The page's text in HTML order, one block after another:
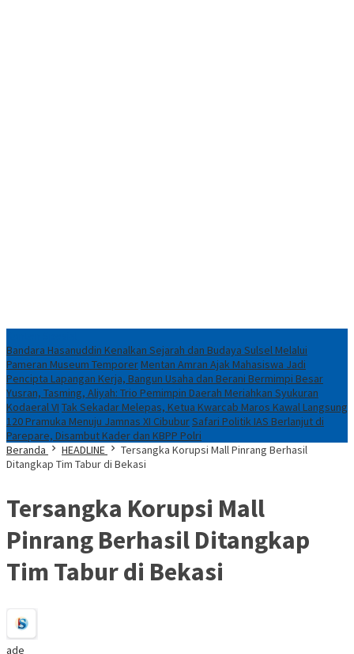
Bandara Hasanuddin Kenalkan Sejarah dan Budaya Sulsel Melalui
Pameran Museum TemporerMentan Amran Ajak Mahasiswa Jadi
Pencipta Lapangan Kerja, Bangun Usaha dan Berani Bermimpi Besar
Yusran, Tasming, Aliyah: Trio Pemimpin Daerah Meriahkan Syukuran
Kodaeral VI Tak Sekadar Melepas, Ketua Kwarcab Maros Kawal Langsung
120 Pramuka Menuju Jamnas XI CibuburSafari Politik IAS Berlanjut di
Parepare, Disambut Kader dan KBPP Polri
Beranda
HEADLINE
Tersangka Korupsi Mall Pinrang Berhasil
Ditangkap Tim Tabur di Bekasi
Tersangka Korupsi Mall
Pinrang Berhasil Ditangkap
Tim Tabur di Bekasi
ade